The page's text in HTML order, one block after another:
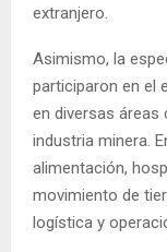
extranjero.
Asimismo, la
participaron en el
en diversas áreas
industria minera.
alimentación,
movimiento de
logística y